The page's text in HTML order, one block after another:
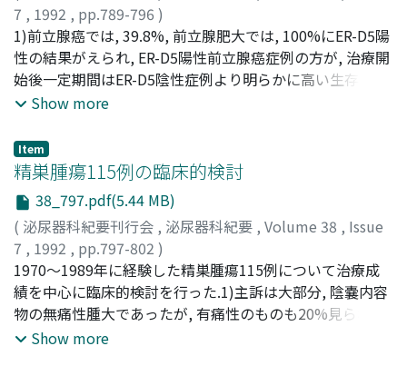
7 , 1992 , pp.789-796 )
大石, 睦夫;三宅, 弘治;越川, 卓;浅井, 淳平;村瀬, 達良;
Ohishi, Mutsuo;Miyake, Koji;Koshikawa, Takashi ;Asai,
Junpei;Murase, Tatsurou
1)前立腺癌では, 39.8%, 前立腺肥大では, 100%にER-D5陽
性の結果がえられ, ER-D5陽性前立腺癌症例の方が, 治療開
始後一定期間はER-D5陰性症例より明らかに高い生存率を
えた.2)前立腺癌再燃のため, 再度前立腺癌組織採取が可能
かった
Show more
Item
精巣腫瘍115例の臨床的検討
38_797.pdf(5.44 MB)
( 泌尿器科紀要刊行会 , 泌尿器科紀要 , Volume 38 , Issue
7 , 1992 , pp.797-802 )
宮本, 浩;三浦, 猛;野口, 純男;執印, 太郎;窪田, 吉信;穂坂,
正彦;Miyamoto, Hiroshi;Miura, Takeshi;Noguchi,
Sumio;Shuin, Taro;Kubota, Yoshinobu;Hosaka,
Masahiko
1970～1989年に経験した精巣腫瘍115例について治療成
績を中心に臨床的検討を行った.1)主訴は大部分, 陰嚢内容
物の無痛性腫大であったが, 有痛性のものも20%見られ
た.2)患側は右側56例, 左側57例, 両側2例であった.また10
Show more